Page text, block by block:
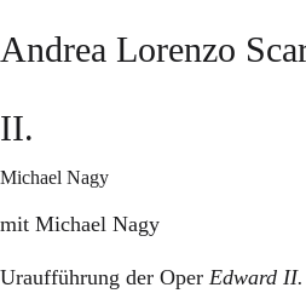
Andrea Lorenzo
II.
Michael Nagy
mit Michael Nagy
Uraufführung der Oper Edward II.